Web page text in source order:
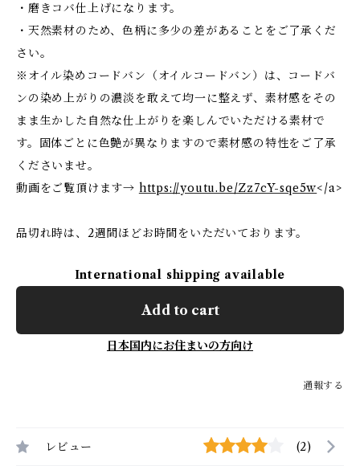
・磨きコバ仕上げになります。
・天然素材のため、色柄に多少の差があることをご了承くだ
さい。
※オイル染めコードバン（オイルコードバン）は、コードバ
ンの染め上がりの濃淡を敢えて均一に整えず、素材感をその
まま生かした自然な仕上がりを楽しんでいただける素材で
す。固体ごとに色艶が異なりますので素材感の特性をご了承
くださいませ。
動画をご覧頂けます→ https://youtu.be/Zz7cY-sqe5w</a>
品切れ時は、2週間ほどお時間をいただいております。
International shipping available
Add to cart
日本国内にお住まいの方向け
通報する
レビュー (2)